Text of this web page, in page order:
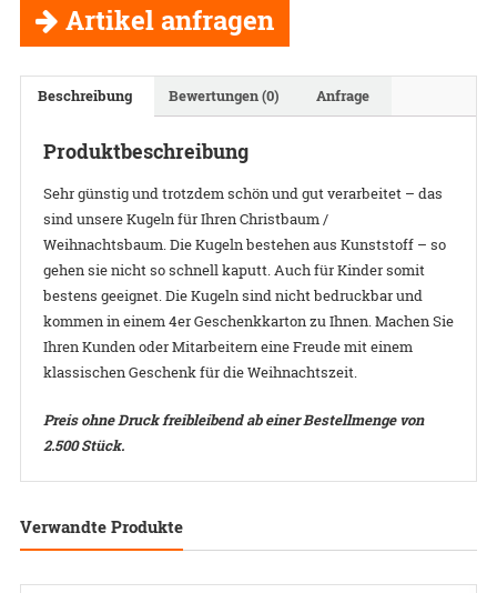
Artikel anfragen
Beschreibung Bewertungen (0) Anfrage
Produktbeschreibung
Sehr günstig und trotzdem schön und gut verarbeitet – das
sind unsere Kugeln für Ihren Christbaum /
Weihnachtsbaum. Die Kugeln bestehen aus Kunststoff – so
gehen sie nicht so schnell kaputt. Auch für Kinder somit
bestens geeignet. Die Kugeln sind nicht bedruckbar und
kommen in einem 4er Geschenkkarton zu Ihnen. Machen Sie
Ihren Kunden oder Mitarbeitern eine Freude mit einem
klassischen Geschenk für die Weihnachtszeit.
Preis ohne Druck freibleibend ab einer Bestellmenge von
2.500 Stück.
Verwandte Produkte